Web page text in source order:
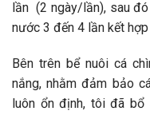
lần (2 ngày/lần), sau
nước 3 đến 4 lần kết
Bên trên bể nuôi cá
nắng, nhằm đảm bảo
luôn ổn định, tôi đã